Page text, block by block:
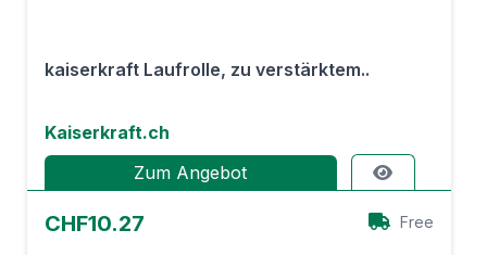
kaiserkraft Laufrolle, zu verstärktem..
Kaiserkraft.ch
Zum Angebot
CHF10.27 Free